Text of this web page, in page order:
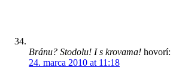
Bránu? Stodolu! I s krovama! hovorí:
24. marca 2010 at 11:18